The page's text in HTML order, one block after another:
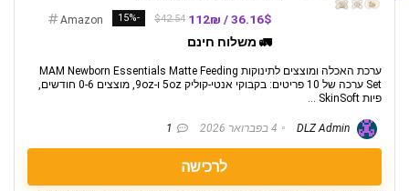
36.16$ / 112₪
$42.54
-15%
Amazon
🚛 משלוח חינם
ערכת האכלה ומוצצים לתינוקות MAM Newborn Essentials Matte Feeding
Set ערכה של 10 פריטים: בקבוקי אנטי-קוליק 5oz ו-9oz, מוצצים 0-6 חודשים,
פיות SkinSoft ...
4 בפברואר 2026 1
לרכישה